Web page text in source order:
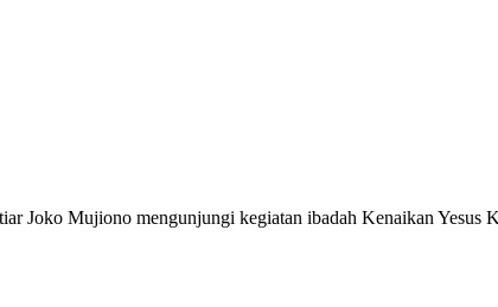
Joko Mujiono mengunjungi kegiatan ibadah Kenaikan Yesus